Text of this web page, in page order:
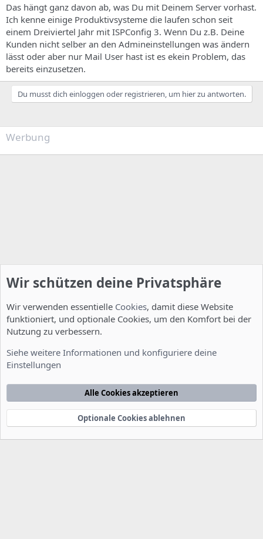
Das hängt ganz davon ab, was Du mit Deinem Server vorhast.
Ich kenne einige Produktivsysteme die laufen schon seit
einem Dreiviertel Jahr mit ISPConfig 3. Wenn Du z.B. Deine
Kunden nicht selber an den Admineinstellungen was ändern
lässt oder aber nur Mail User hast ist es ekein Problem, das
bereits einzusetzen.
Du musst dich einloggen oder registrieren, um hier zu antworten.
Werbung
Nutzungsbedingungen Datenschutzerklärung
Startseite
e
Community platform by XenForo® © 2010-2022 XenForo Ltd.
xenDach©2010-2014
Wir schützen deine Privatsphäre
Wir verwenden essentielle Cookies, damit diese Website
funktioniert, und optionale Cookies, um den Komfort bei der
Nutzung zu verbessern.
Siehe weitere Informationen und konfiguriere deine
Einstellungen
Alle Cookies akzeptieren
Optionale Cookies ablehnen